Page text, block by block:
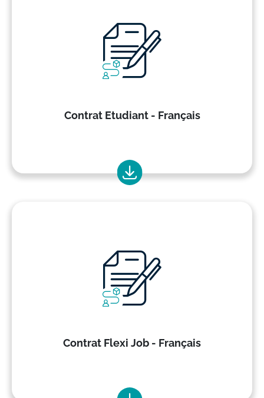
Contrat Etudiant - Français
Contrat Flexi Job - Français